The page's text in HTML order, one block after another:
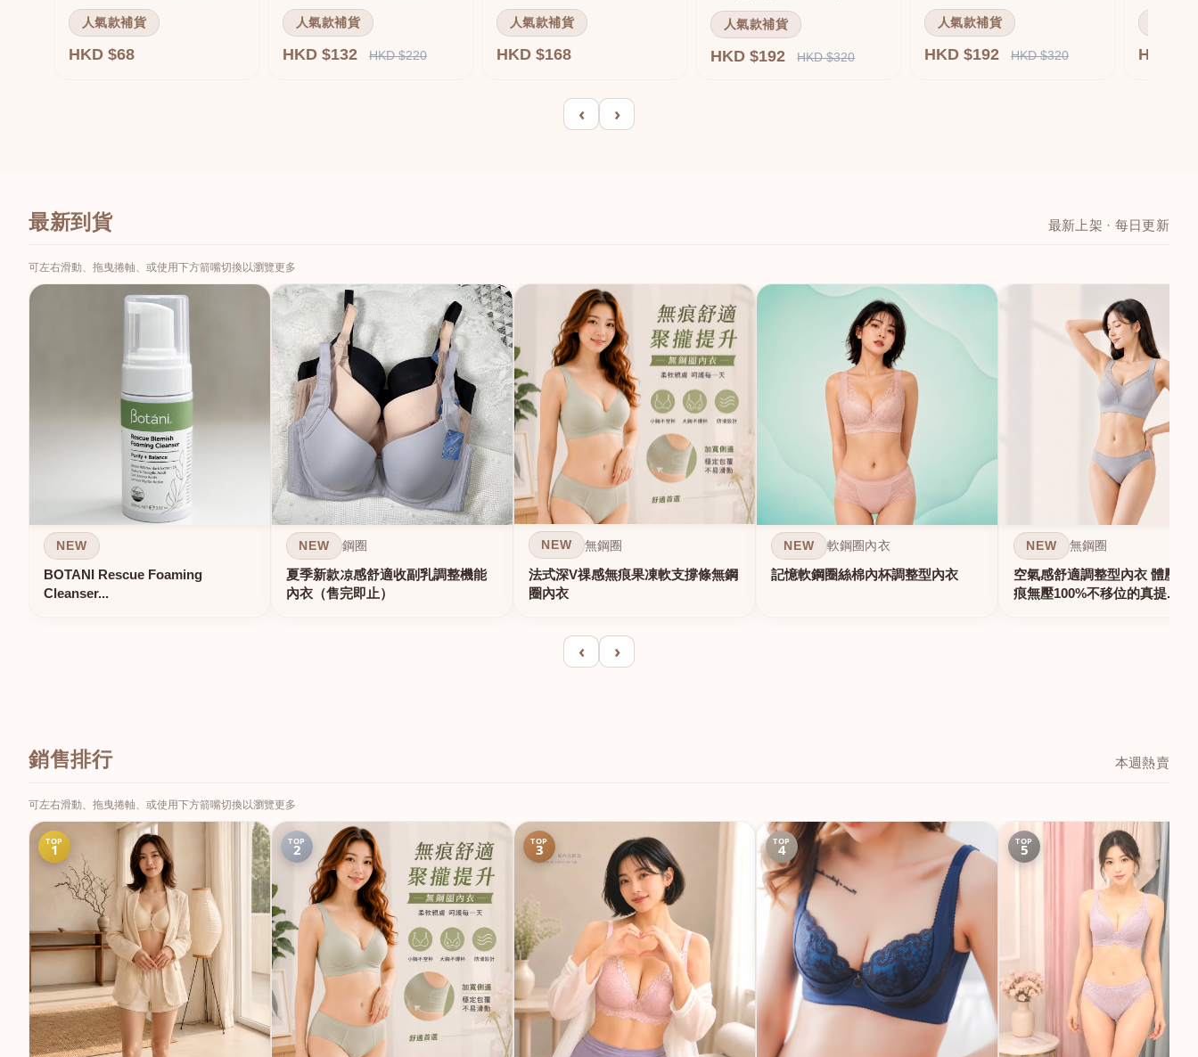
人氣款補貨
HKD $68
人氣款補貨
HKD $132 HKD $220
人氣款補貨
HKD $168
人氣款補貨
HKD $192 HKD $320
人氣款補貨
HKD $192 HKD $320 HKD
‹ ›
最新到貨 最新上架 · 每日更新
可左右滑動、拖曳捲軸、或使用下方箭嘴切換以瀏覽更多
NEW
BOTANI Rescue Foaming
Cleanser...
NEW 鋼圈
夏季新款凉感舒適收副乳調整機能
內衣（售完即止）
NEW 無鋼圈
法式深V祼感無痕果凍軟支撐條無鋼
圈內衣
NEW 軟鋼圈內衣
記憶軟鋼圈絲棉內杯調整型內衣
NEW 無鋼圈
空氣感舒適調整型內衣 體壓雕
痕無壓100%不移位的真提...
‹ ›
銷售排行 本週熱賣
可左右滑動、拖曳捲軸、或使用下方箭嘴切換以瀏覽更多
TOP
1 TOP
2 TOP
3 TOP
4 TOP
5